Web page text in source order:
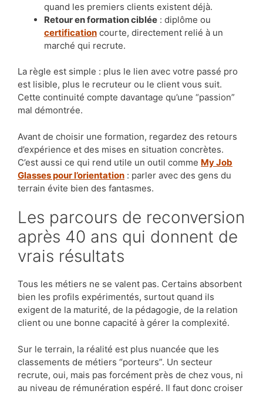
quand les premiers clients existent déjà.
Retour en formation ciblée : diplôme ou
certification courte, directement relié à un
marché qui recrute.
La règle est simple : plus le lien avec votre passé pro
est lisible, plus le recruteur ou le client vous suit.
Cette continuité compte davantage qu’une “passion”
mal démontrée.
Avant de choisir une formation, regardez des retours
d’expérience et des mises en situation concrètes.
C’est aussi ce qui rend utile un outil comme My Job
Glasses pour l’orientation : parler avec des gens du
terrain évite bien des fantasmes.
Les parcours de reconversion
après 40 ans qui donnent de
vrais résultats
Tous les métiers ne se valent pas. Certains absorbent
bien les profils expérimentés, surtout quand ils
exigent de la maturité, de la pédagogie, de la relation
client ou une bonne capacité à gérer la complexité.
Sur le terrain, la réalité est plus nuancée que les
classements de métiers “porteurs”. Un secteur
recrute, oui, mais pas forcément près de chez vous, ni
au niveau de rémunération espéré. Il faut donc croiser